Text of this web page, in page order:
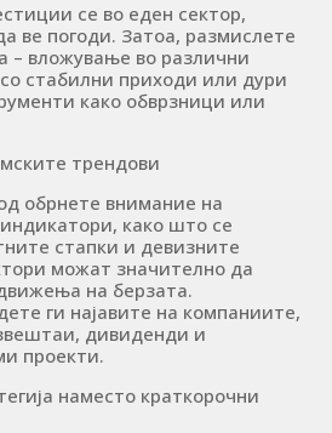
се во еден сектор,
ве погоди. Затоа, размислете
– вложување во различни
стабилни приходи или дури
како обврзници или
трендови
обрнете внимание на
како што се
стапки и девизните
можат значително да
на берзата.
ги најавите на компаниите,
дивиденди и
проекти.
наместо краткорочни